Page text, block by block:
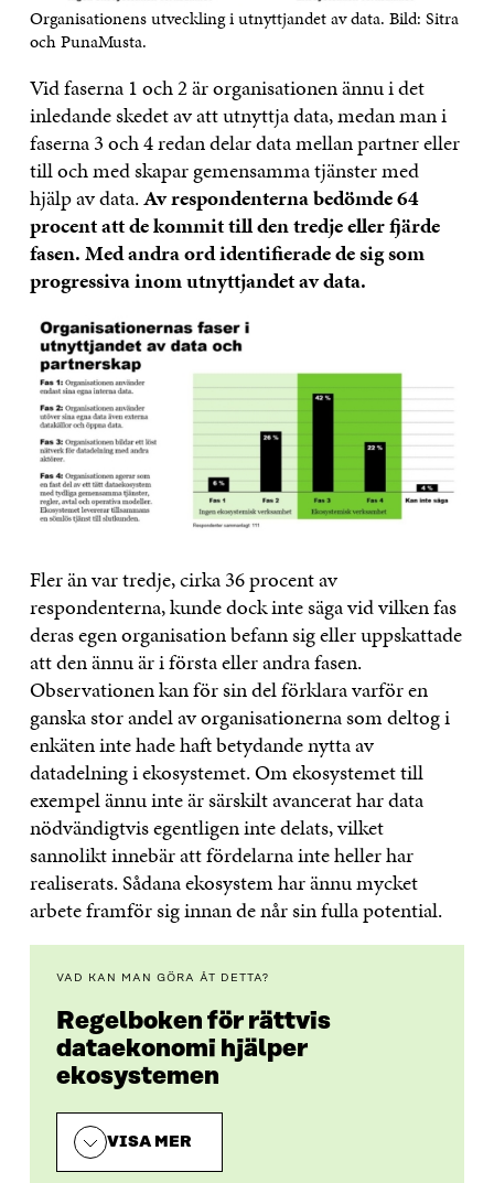
Organisationens utveckling i utnyttjandet av data. Bild: Sitra
och PunaMusta.
Vid faserna 1 och 2 är organisationen ännu i det
inledande skedet av att utnyttja data, medan man i
faserna 3 och 4 redan delar data mellan partner eller
till och med skapar gemensamma tjänster med
hjälp av data.Av respondenterna bedömde 64
procent att de kommit till den tredje eller fjärde
fasen. Med andra ord identifierade de sig som
progressiva inom utnyttjandet av data.
Fler än var tredje, cirka 36 procent av
respondenterna, kunde dock inte säga vid vilken fas
deras egen organisation befann sig eller uppskattade
att den ännu är i första eller andra fasen.
Observationen kan för sin del förklara varför en
ganska stor andel av organisationerna som deltog i
enkäten inte hade haft betydande nytta av
datadelning i ekosystemet. Om ekosystemet till
exempel ännu inte är särskilt avancerat har data
nödvändigtvis egentligen inte delats, vilket
sannolikt innebär att fördelarna inte heller har
realiserats. Sådana ekosystem har ännu mycket
arbete framför sig innan de når sin fulla potential.
VAD KAN MAN GÖRA ÅT DETTA?
Regelboken för rättvis
dataekonomi hjälper
ekosystemen
VISA MER